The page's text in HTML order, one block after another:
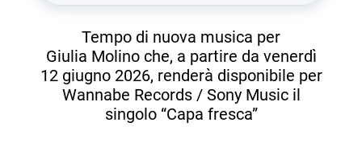
Tempo di nuova musica per
Giulia Molino che, a partire da venerdì
12 giugno 2026, renderà disponibile per
Wannabe Records / Sony Music il
singolo “Capa fresca”